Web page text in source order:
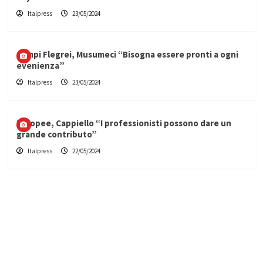
Italpress 23/05/2024
Campi Flegrei, Musumeci “Bisogna essere pronti a ogni
evenienza”
Italpress 23/05/2024
Europee, Cappiello “I professionisti possono dare un
grande contributo”
Italpress 22/05/2024